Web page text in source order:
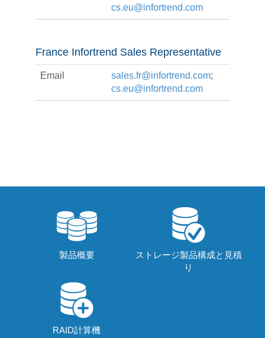
cs.eu@infortrend.com
France Infortrend Sales Representative
Email sales.fr@infortrend.com;
cs.eu@infortrend.com
製品概要
ストレージ製品構成と見積
り
RAID計算機